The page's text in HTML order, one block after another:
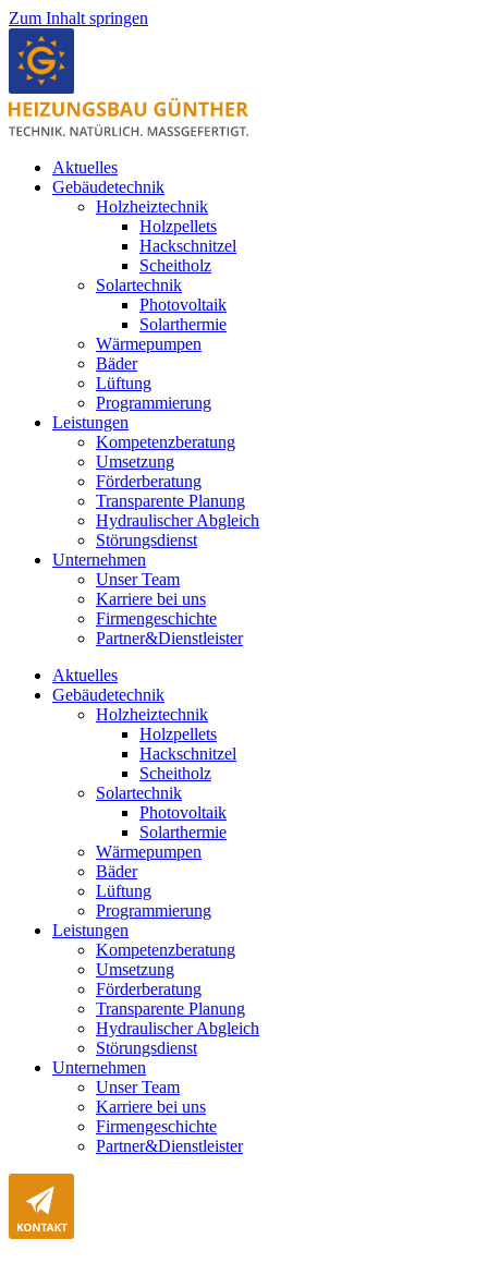
Zum Inhalt springen
Aktuelles
Gebäudetechnik
Holzheiztechnik
Holzpellets
Hackschnitzel
Scheitholz
Solartechnik
Photovoltaik
Solarthermie
Wärmepumpen
Bäder
Lüftung
Programmierung
Leistungen
Kompetenzberatung
Umsetzung
Förderberatung
Transparente Planung
Hydraulischer Abgleich
Störungsdienst
Unternehmen
Unser Team
Karriere bei uns
Firmengeschichte
Partner&Dienstleister
Aktuelles
Gebäudetechnik
Holzheiztechnik
Holzpellets
Hackschnitzel
Scheitholz
Solartechnik
Photovoltaik
Solarthermie
Wärmepumpen
Bäder
Lüftung
Programmierung
Leistungen
Kompetenzberatung
Umsetzung
Förderberatung
Transparente Planung
Hydraulischer Abgleich
Störungsdienst
Unternehmen
Unser Team
Karriere bei uns
Firmengeschichte
Partner&Dienstleister